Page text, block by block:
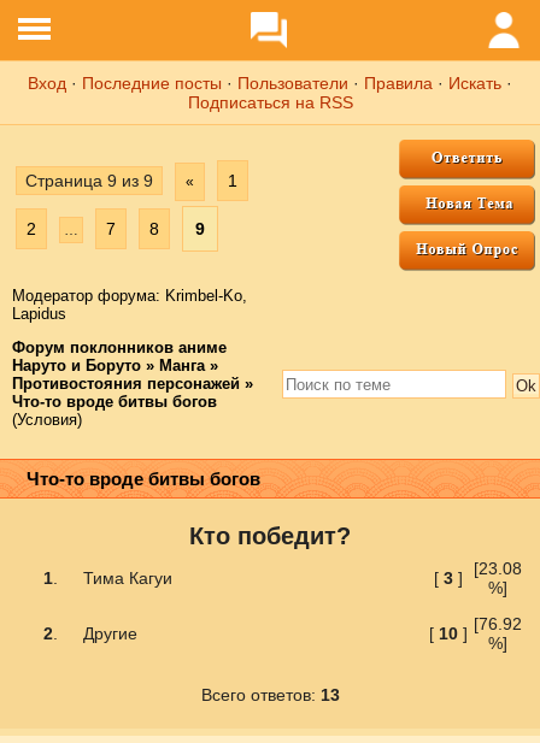
Вход · Последние посты · Пользователи · Правила · Искать ·
Подписаться на RSS
Страница 9 из 9 « 1
2 … 7 8 9
Модератор форума: Krimbel-Ko,
Lapidus
Форум поклонников аниме
Наруто и Боруто » Манга »
Противостояния персонажей »
Что-то вроде битвы богов
(Условия)
Что-то вроде битвы богов
Кто победит?
1 Тима Кагуи [ 3]
[23.08
%]
2 Другие [ 10] [76.92
%]
Всего ответов: 13